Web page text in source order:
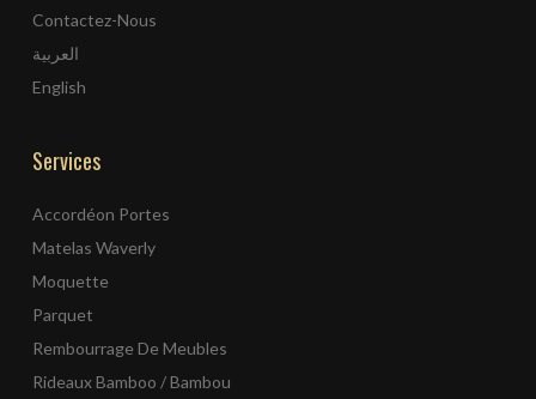
Contactez-Nous
العربية
English
Services
Accordéon Portes
Matelas Waverly
Moquette
Parquet
Rembourrage De Meubles
Rideaux Bamboo / Bambou